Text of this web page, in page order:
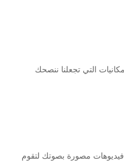
التي تجعلنا ننصحك
مصورة بصوتك لتقوم